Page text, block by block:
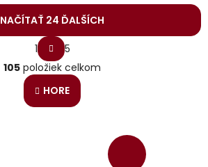
O
v
l
NAČÍTAŤ 24 ĎALŠÍCH
S
t
r
á
n
o
1
5
105 položiek celkom
HORE